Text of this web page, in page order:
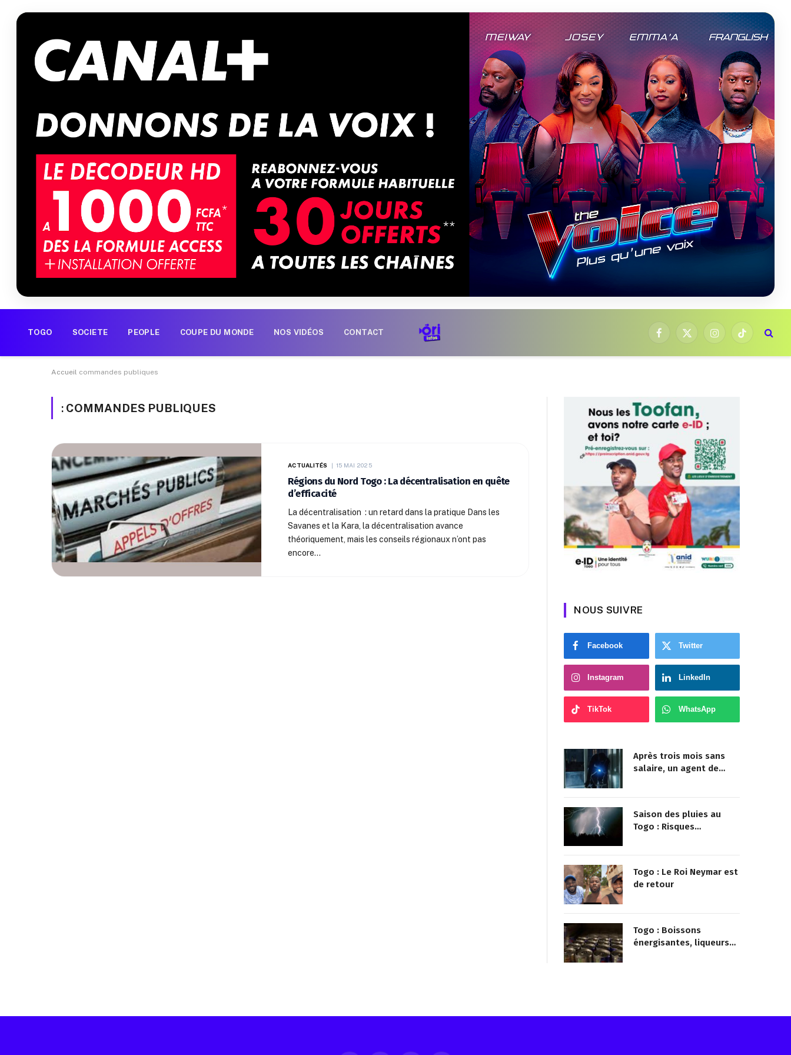
TOGO SOCIETE PEOPLE COUPE DU MONDE NOS VIDÉOS CONTACT
Facebook
X
InstagramTikTok
Accueil commandes publiques
: COMMANDES PUBLIQUES
ACTUALITÉS 15 MAI 2025
Régions du Nord Togo : La décentralisation en quête
d’efficacité
La décentralisation : un retard dans la pratique Dans les
Savanes et la Kara, la décentralisation avance
théoriquement, mais les conseils régionaux n’ont pas
encore…
NOUS SUIVRE
Facebook Twitter
Instagram LinkedIn
TikTok WhatsApp
Après trois mois sans
salaire, un agent de
Saison des pluies au
Togo : Risques
Togo : Le Roi Neymar est
de retour
Togo : Boissons
énergisantes, liqueurs